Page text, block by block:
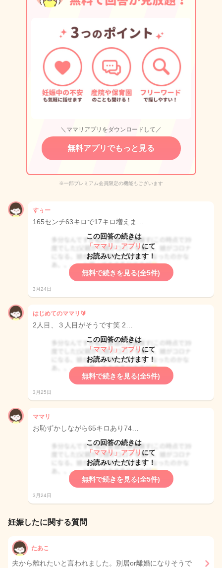
＼ママリアプリをダウンロードして／
無料アプリでもっと見る
※一部プレミアム会員限定の機能もございます
すぅー
165センチ63キロで17キロ増えま…
この回答の続きは
「ママリ」アプリ にて
お読みいただけます！
無料で続きを見る(全5件)
3月24日
はじめてのママリ🔰
2人目、３人目がそうです笑 2…
この回答の続きは
「ママリ」アプリ にて
お読みいただけます！
無料で続きを見る(全5件)
3月25日
ママリ
お恥ずかしながら65キロあり74…
この回答の続きは
「ママリ」アプリ にて
お読みいただけます！
無料で続きを見る(全5件)
3月24日
妊娠したに関する質問
たあこ
夫から離れたいと言われました。別居or離婚になりそうで